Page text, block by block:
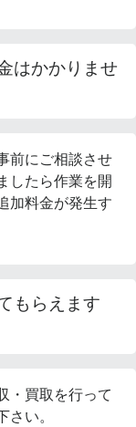
はかかりませ
前にご相談させ
したら作業を開
加料金が発生す
もらえます
・買取を行って
い。